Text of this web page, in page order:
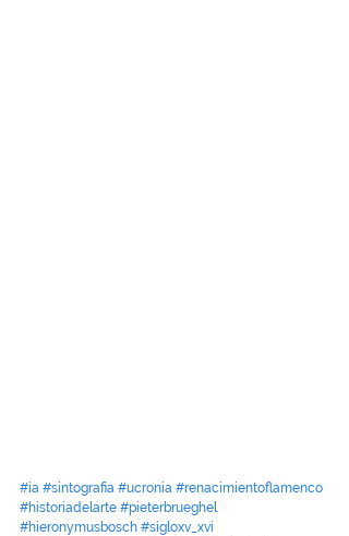
#ia #sintografia #ucronia #renacimientoflamenco
#historiadelarte #pieterbrueghel
#hieronymusbosch #sigloxv_xvi